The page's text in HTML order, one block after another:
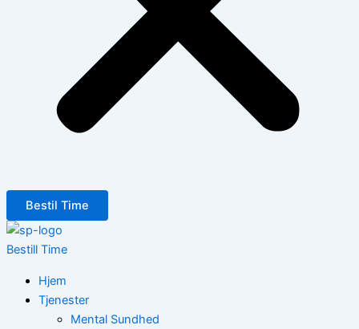
Bestil Time
Bestill Time
Hjem
Tjenester
Mental Sundhed